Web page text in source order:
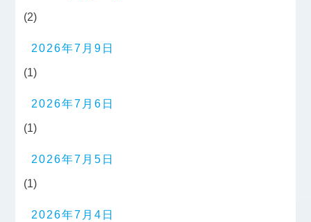
(2)
2026年7月9日
(1)
2026年7月6日
(1)
2026年7月5日
(1)
2026年7月4日